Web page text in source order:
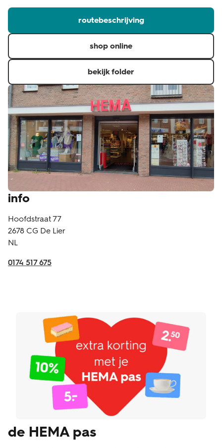
routebeschrijving
shop online
bekijk folder
info
Hoofdstraat 77
2678 CG De Lier
NL
0174 517 675
de HEMA pas